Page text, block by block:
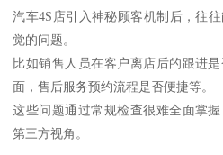
汽车4S店引入神秘顾客机制后，往
觉的问题。
比如销售人员在客户离店后的跟进
面，售后服务预约流程是否便捷等。
这些问题通过常规检查很难全面掌
第三方视角。